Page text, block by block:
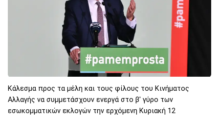
Κάλεσμα προς τα μέλη και τους φίλους του Κινήματος
Αλλαγής να συμμετάσχουν ενεργά στο β' γύρο των
εσωκομματικών εκλογών την ερχόμενη Κυριακή 12